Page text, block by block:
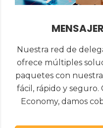
Nuestra red de
ofrece múltiples
paquetes con
fácil, rápido y seguro.
Economy, damos